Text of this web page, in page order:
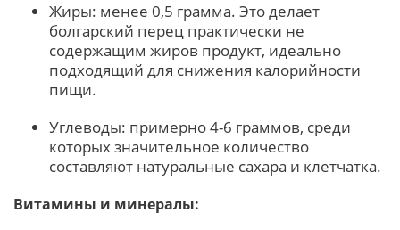
Жиры: менее 0,5 грамма. Это делает
болгарский перец практически не
содержащим жиров продукт, идеально
подходящий для снижения калорийности
пищи.
Углеводы: примерно 4-6 граммов, среди
которых значительное количество
составляют натуральные сахара и клетчатка.
Витамины и минералы: